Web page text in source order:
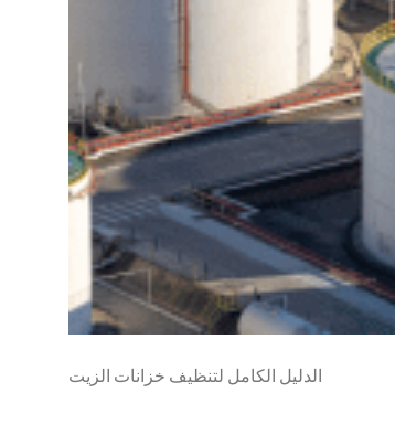
الدليل الكامل لتنظيف خزانات الزيت